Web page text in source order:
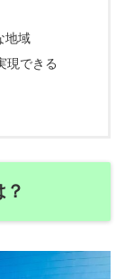
地域
現できる